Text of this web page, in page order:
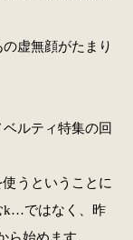
虚無顔がたまり
ルティ特集の回
うということに
k…ではなく、昨
始めます。